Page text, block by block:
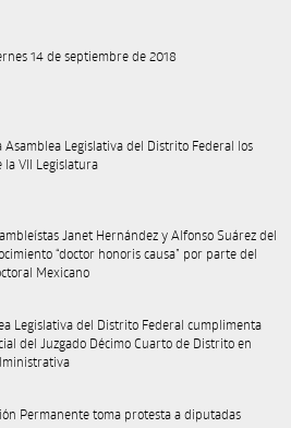
14 de septiembre de 2018
Asamblea Legislativa del Distrito Federal los
la VII Legislatura
Janet Hernández y Alfonso Suárez del
“doctor honoris causa” por parte del
Mexicano
Legislativa del Distrito Federal cumplimenta
del Juzgado Décimo Cuarto de Distrito en
Permanente toma protesta a diputadas